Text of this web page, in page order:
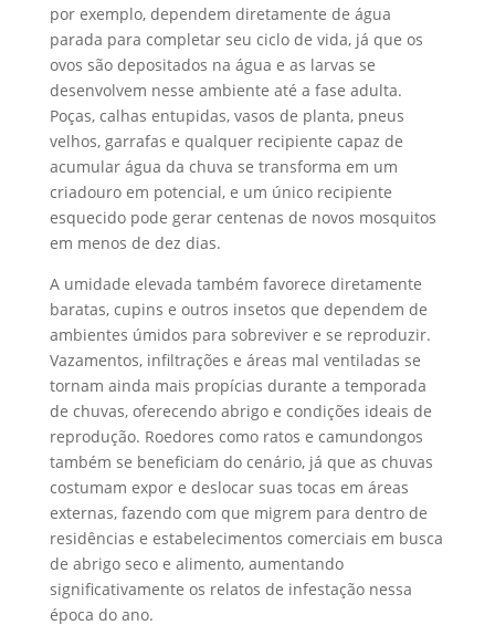
por exemplo, dependem diretamente de água
parada para completar seu ciclo de vida, já que os
ovos são depositados na água e as larvas se
desenvolvem nesse ambiente até a fase adulta.
Poças, calhas entupidas, vasos de planta, pneus
velhos, garrafas e qualquer recipiente capaz de
acumular água da chuva se transforma em um
criadouro em potencial, e um único recipiente
esquecido pode gerar centenas de novos mosquitos
em menos de dez dias.
A umidade elevada também favorece diretamente
baratas, cupins e outros insetos que dependem de
ambientes úmidos para sobreviver e se reproduzir.
Vazamentos, infiltrações e áreas mal ventiladas se
tornam ainda mais propícias durante a temporada
de chuvas, oferecendo abrigo e condições ideais de
reprodução. Roedores como ratos e camundongos
também se beneficiam do cenário, já que as chuvas
costumam expor e deslocar suas tocas em áreas
externas, fazendo com que migrem para dentro de
residências e estabelecimentos comerciais em busca
de abrigo seco e alimento, aumentando
significativamente os relatos de infestação nessa
época do ano.